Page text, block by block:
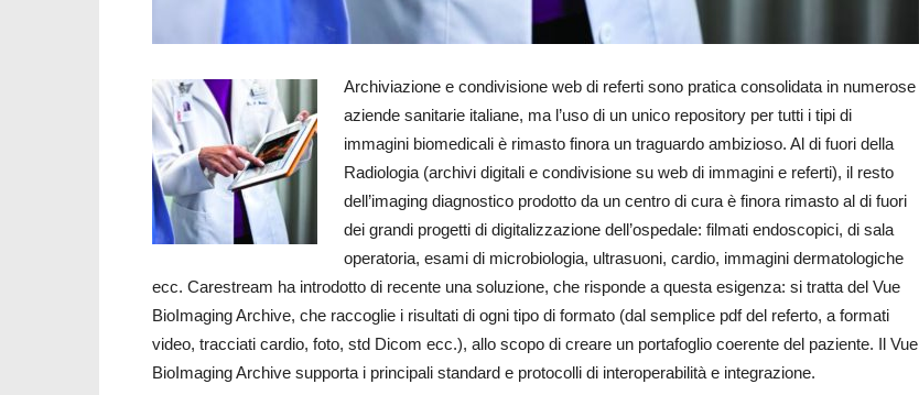
Archiviazione e condivisione web di referti sono pratica consolidata in numerose
aziende sanitarie italiane, ma l’uso di un unico repository per tutti i tipi di
immagini biomedicali è rimasto finora un traguardo ambizioso. Al di fuori della
Radiologia (archivi digitali e condivisione su web di immagini e referti), il resto
dell’imaging diagnostico prodotto da un centro di cura è finora rimasto al di fuori
dei grandi progetti di digitalizzazione dell’ospedale: filmati endoscopici, di sala
operatoria, esami di microbiologia, ultrasuoni, cardio, immagini dermatologiche
ecc. Carestream ha introdotto di recente una soluzione, che risponde a questa esigenza: si tratta del Vue
BioImaging Archive, che raccoglie i risultati di ogni tipo di formato (dal semplice pdf del referto, a formati
video, tracciati cardio, foto, std Dicom ecc.), allo scopo di creare un portafoglio coerente del paziente. Il Vue
BioImaging Archive supporta i principali standard e protocolli di interoperabilità e integrazione.